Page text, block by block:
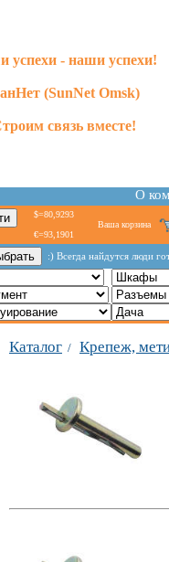
успехи - наши успехи!
(SunNet Omsk)
связь вместе!
О
$=80,9293
€=93,1901
Ваша корзина
:) Всегда найдутся люди
Каталог / Крепеж,